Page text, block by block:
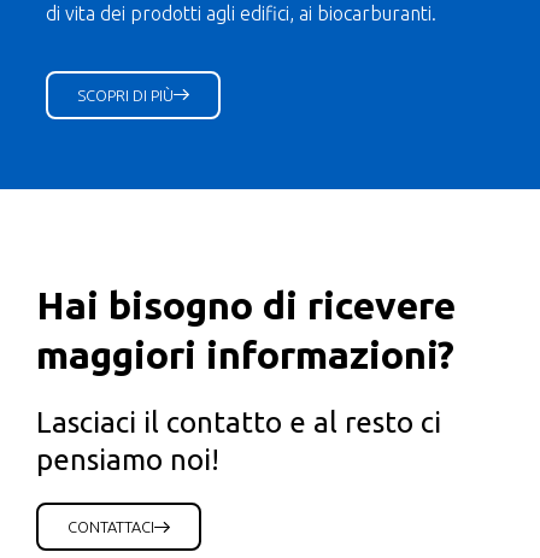
di vita dei prodotti agli edifici, ai biocarburanti.
SCOPRI DI PIÙ
Hai bisogno di ricevere
maggiori informazioni?
Lasciaci il contatto e al resto ci
pensiamo noi!
CONTATTACI